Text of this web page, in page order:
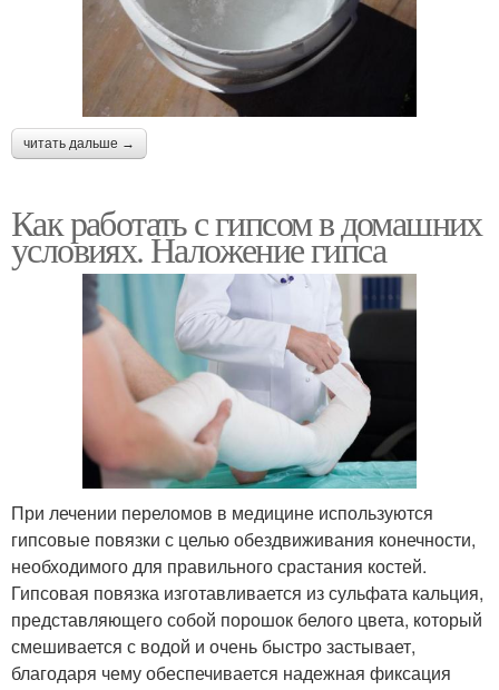
читать дальше →
Как работать с гипсом в домашних
условиях. Наложение гипса
При лечении переломов в медицине используются
гипсовые повязки с целью обездвиживания конечности,
необходимого для правильного срастания костей.
Гипсовая повязка изготавливается из сульфата кальция,
представляющего собой порошок белого цвета, который
смешивается с водой и очень быстро застывает,
благодаря чему обеспечивается надежная фиксация